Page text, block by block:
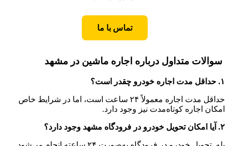
تماس با ما
سوالات متداول درباره اجاره ماشین در مشهد
۱. حداقل مدت اجاره خودرو چقدر است؟
حداقل مدت اجاره معمولاً ۲۴ ساعت است، اما در شرایط خاص
امکان اجاره کوتاه‌مدت نیز وجود دارد.
۲. آیا امکان تحویل خودرو در فرودگاه مشهد وجود دارد؟